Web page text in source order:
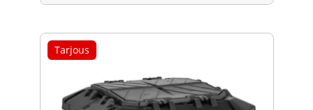
Tarjous